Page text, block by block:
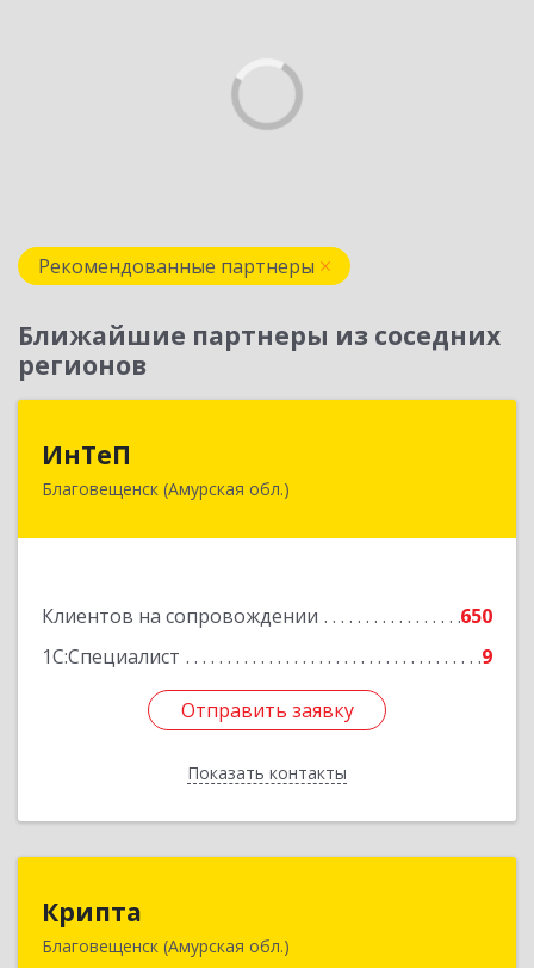
Рекомендованные партнеры
Ближайшие партнеры из соседних
регионов
ИнТеП
Благовещенск (Амурская обл.)
Клиентов на сопровождении
650
1С:Специалист
9
Отправить заявку
Показать контакты
675000, Амурская обл, Благовещенск г,
Отправить заявку
Назад
Крипта
Благовещенск (Амурская обл.)
675000, Амурская обл, Благовещенск г,